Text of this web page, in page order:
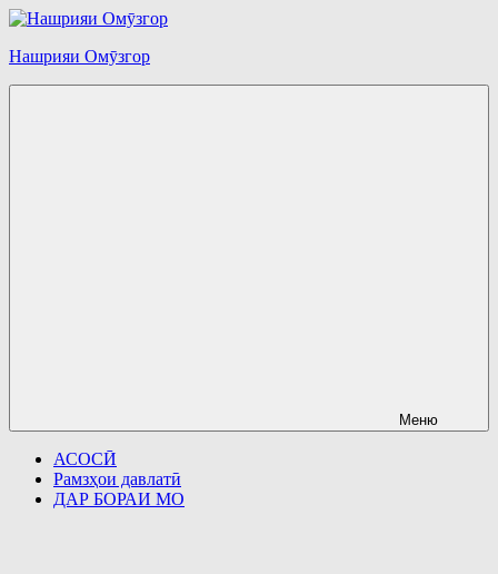
Перейти
содержимому
Нашрияи Омӯзгор
Меню
АСОСӢ
Рамзҳои давлатӣ
ДАР БОРАИ МО